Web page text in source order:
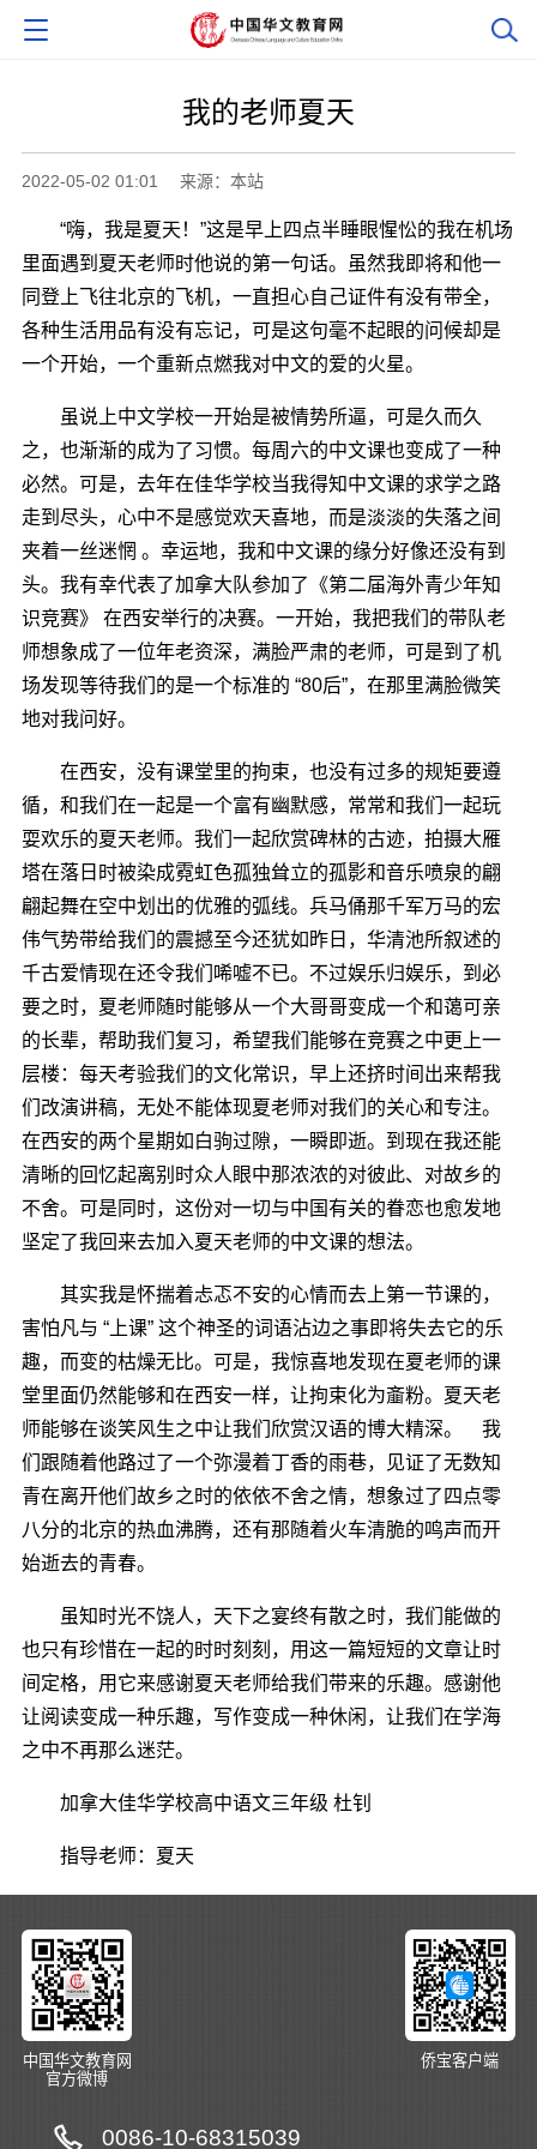
我的老师夏天
2022-05-02 01:01 来源：本站
“嗨，我是夏天！”这是早上四点半睡眼惺忪的我在机场
里面遇到夏天老师时他说的第一句话。虽然我即将和他一
同登上飞往北京的飞机，一直担心自己证件有没有带全，
各种生活用品有没有忘记，可是这句毫不起眼的问候却是
一个开始，一个重新点燃我对中文的爱的火星。
虽说上中文学校一开始是被情势所逼，可是久而久
之，也渐渐的成为了习惯。每周六的中文课也变成了一种
必然。可是，去年在佳华学校当我得知中文课的求学之路
走到尽头，心中不是感觉欢天喜地，而是淡淡的失落之间
夹着一丝迷惘 。幸运地，我和中文课的缘分好像还没有到
头。我有幸代表了加拿大队参加了《第二届海外青少年知
识竞赛》 在西安举行的决赛。一开始，我把我们的带队老
师想象成了一位年老资深，满脸严肃的老师，可是到了机
场发现等待我们的是一个标准的 “80后”，在那里满脸微笑
地对我问好。
在西安，没有课堂里的拘束，也没有过多的规矩要遵
循，和我们在一起是一个富有幽默感，常常和我们一起玩
耍欢乐的夏天老师。我们一起欣赏碑林的古迹，拍摄大雁
塔在落日时被染成霓虹色孤独耸立的孤影和音乐喷泉的翩
翩起舞在空中划出的优雅的弧线。兵马俑那千军万马的宏
伟气势带给我们的震撼至今还犹如昨日，华清池所叙述的
千古爱情现在还令我们唏嘘不已。不过娱乐归娱乐，到必
要之时，夏老师随时能够从一个大哥哥变成一个和蔼可亲
的长辈，帮助我们复习，希望我们能够在竞赛之中更上一
层楼：每天考验我们的文化常识，早上还挤时间出来帮我
们改演讲稿，无处不能体现夏老师对我们的关心和专注。
在西安的两个星期如白驹过隙，一瞬即逝。到现在我还能
清晰的回忆起离别时众人眼中那浓浓的对彼此、对故乡的
不舍。可是同时，这份对一切与中国有关的眷恋也愈发地
坚定了我回来去加入夏天老师的中文课的想法。
其实我是怀揣着忐忑不安的心情而去上第一节课的，
害怕凡与 “上课” 这个神圣的词语沾边之事即将失去它的乐
趣，而变的枯燥无比。可是，我惊喜地发现在夏老师的课
堂里面仍然能够和在西安一样，让拘束化为齑粉。夏天老
师能够在谈笑风生之中让我们欣赏汉语的博大精深。 我
们跟随着他路过了一个弥漫着丁香的雨巷，见证了无数知
青在离开他们故乡之时的依依不舍之情，想象过了四点零
八分的北京的热血沸腾，还有那随着火车清脆的鸣声而开
始逝去的青春。
虽知时光不饶人，天下之宴终有散之时，我们能做的
也只有珍惜在一起的时时刻刻，用这一篇短短的文章让时
间定格，用它来感谢夏天老师给我们带来的乐趣。感谢他
让阅读变成一种乐趣，写作变成一种休闲，让我们在学海
之中不再那么迷茫。
加拿大佳华学校高中语文三年级 杜钊
指导老师：夏天
中国华文教育网
官方微博
侨宝客户端
0086-10-68315039